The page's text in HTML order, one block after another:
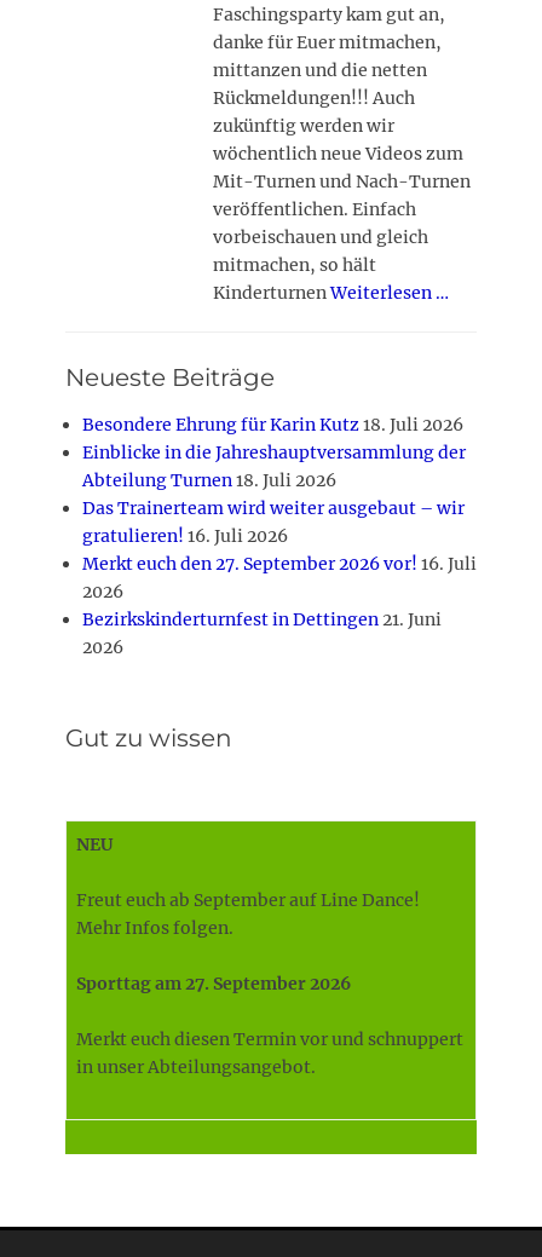
Faschingsparty kam gut an,
danke für Euer mitmachen,
mittanzen und die netten
Rückmeldungen!!! Auch
zukünftig werden wir
wöchentlich neue Videos zum
Mit-Turnen und Nach-Turnen
veröffentlichen. Einfach
vorbeischauen und gleich
mitmachen, so hält
KinderturnenWeiterlesen …
Neueste Beiträge
Besondere Ehrung für Karin Kutz18. Juli 2026
Einblicke in die Jahreshauptversammlung der
Abteilung Turnen18. Juli 2026
Das Trainerteam wird weiter ausgebaut – wir
gratulieren! 16. Juli 2026
Merkt euch den 27. September 2026 vor! 16. Juli
2026
Bezirkskinderturnfest in Dettingen21. Juni
2026
Gut zu wissen
NEU
Freut euch ab September auf Line Dance!
Mehr Infos folgen.
Sporttag am 27. September 2026
Merkt euch diesen Termin vor und schnuppert
in unser Abteilungsangebot.